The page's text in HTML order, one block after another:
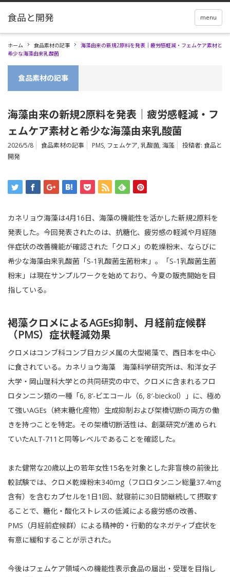
menu
ホーム 食品素材の記事
海藻由来の新規2原料を発表｜疲労感軽減・フェムケア素材と
希少な海藻由来乳酸菌
食品素材の記事
海藻由来の新規2原料を発表｜疲労感軽減・フ
ェムケア素材と希少な海藻由来乳酸菌
2026/5/8 食品素材の記事 PMS, フェムケア, 乳酸菌, 海藻 投稿者: 食品と
開発
カネリョウ海藻は4月16日、海藻の機能性を活かした新規2原料を
発表した。今回発表されたのは、抗糖化、疲労感の軽減や月経随
伴症状の改善機能が確認された「クロメ」の乾燥粉末、ならびに
希少な海藻由来乳酸菌「S-1乳酸菌生菌粉末」。「S-1乳酸菌生菌
粉末」は現在サンプルワークを始めており、今夏の販売開始を目
指している。
褐藻クロメによるAGEs抑制、月経前症候群
（PMS）症状軽減効果
クロメはコンブ科コンブ目カジメ属の大型褐藻で、西日本を中心
に食されている。カネリョウ海藻 海藻科学研究所は、和洋女子
大学・岡山理科大学との共同研究の中で、クロメに含まれるフロ
ロタンニン類の一種「6, 8’-ビエコール（6, 8′-bieckol）」に、極め
て強いAGEs（終末糖化産物）生成抑制および架橋切断の両方の働
きを持つことを特定。その架橋切断活性は、創薬研究が進められ
ていたALT-711と同等レベルであることを確認した。
また健常な20歳以上の若年女性15名を対象とした非盲検の前後比
較試験では、クロメ乾燥粉末340mg（フロロタンニン総量37.4mg
含有）を含むカプセルを1日1回、就寝前に30日間継続して摂取す
ることで、糖化・酸化ストレスの低減による疲労感の改善、
PMS（月経前症候群）による精神的・行動的なネガティブ症状を
有意に緩和することが示された。
今後はフェムケア領域への機能性表示食品の届出・受理を目指し